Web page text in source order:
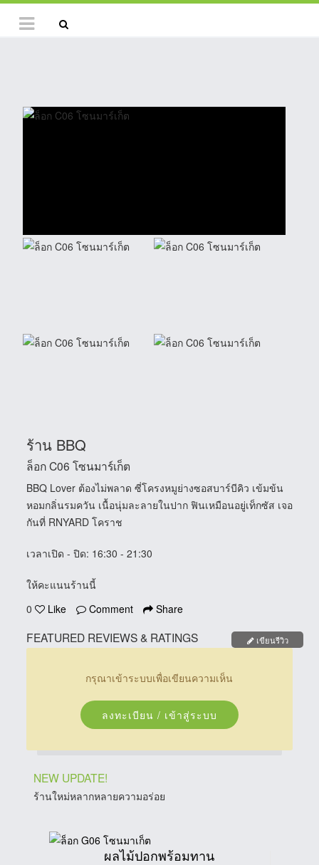
ร้าน BBQ
ล็อก C06 โซนมาร์เก็ต
BBQ Lover ต้องไม่พลาด ซี่โครงหมูย่างซอสบาร์บีคิว เข้มข้น
หอมกลิ่นรมควัน เนื้อนุ่มละลายในปาก ฟินเหมือนอยู่เท็กซัส เจอ
กันที่ RNYARD โคราช
เวลาเปิด - ปิด: 16:30 - 21:30
ให้คะแนนร้านนี้
0
Like Comment Share
FEATURED REVIEWS & RATINGS เขียนรีวิว
กรุณาเข้าระบบเพื่อเขียนความเห็น
ลงทะเบียน / เข้าสู่ระบบ
NEW UPDATE!
ร้านใหม่หลากหลายความอร่อย
ผลไม้ปอกพร้อมทาน